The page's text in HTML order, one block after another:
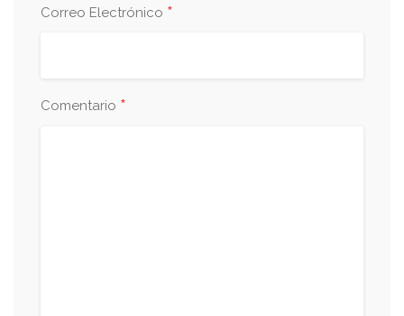
Correo Electrónico *
Comentario *